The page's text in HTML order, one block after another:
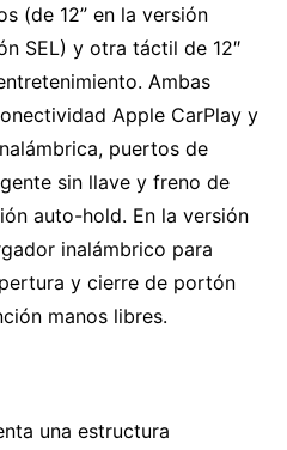
(de 12” en la versión
SEL) y otra táctil de 12″
Ambas
Apple CarPlay y
puertos de
sin llave y freno de
auto-hold. En la versión
inalámbrico para
y cierre de portón
manos libres.
una estructura